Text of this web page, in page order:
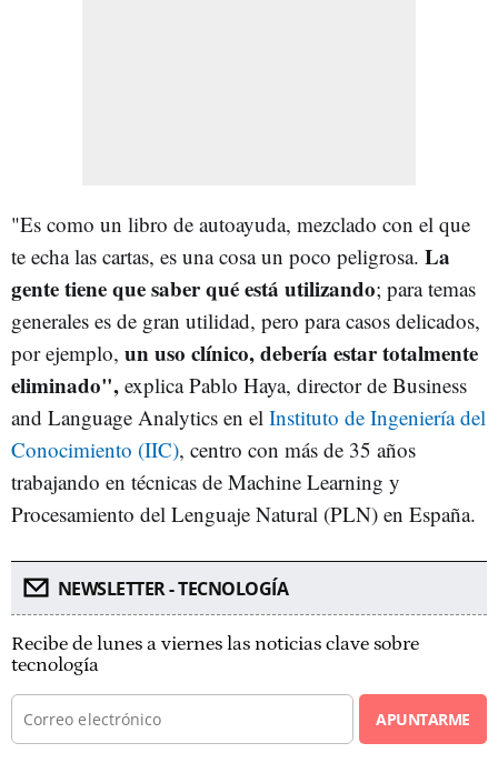
"Es como un libro de autoayuda, mezclado con el que
te echa las cartas, es una cosa un poco peligrosa. La
gente tiene que saber qué está utilizando; para temas
generales es de gran utilidad, pero para casos delicados,
por ejemplo, un uso clínico, debería estar totalmente
eliminado", explica Pablo Haya, director de Business
and Language Analytics en el Instituto de Ingeniería del
Conocimiento (IIC), centro con más de 35 años
trabajando en técnicas de Machine Learning y
Procesamiento del Lenguaje Natural (PLN) en España.
NEWSLETTER - TECNOLOGÍA
Recibe de lunes a viernes las noticias clave sobre
tecnología
APUNTARME